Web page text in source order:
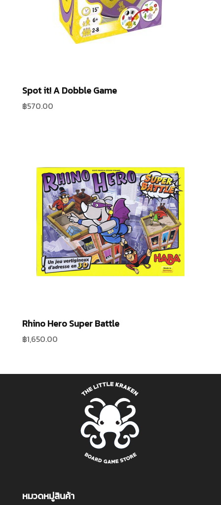
Spot it! A Dobble Game
฿570.00
Rhino Hero Super Battle
฿1,650.00
หมวดหมู่สินค้า